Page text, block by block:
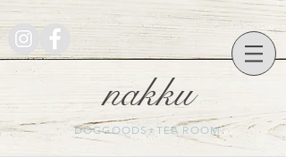
nakku
DOGGOODS+TEA ROOM